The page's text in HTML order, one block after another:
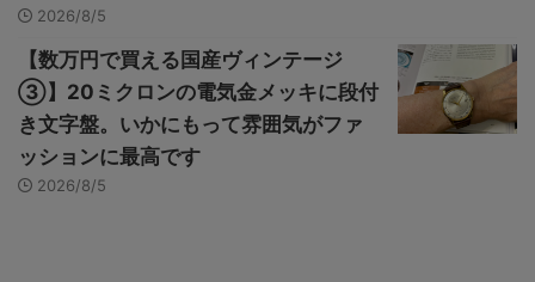
2026/8/5
【数万円で買える国産ヴィンテージ
③】20ミクロンの電気金メッキに段付
き文字盤。いかにもって雰囲気がファ
ッションに最高です
2026/8/5